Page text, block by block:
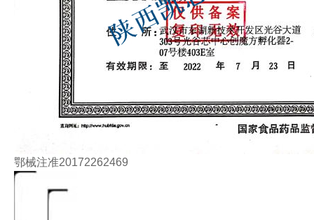
鄂械注准20172262469